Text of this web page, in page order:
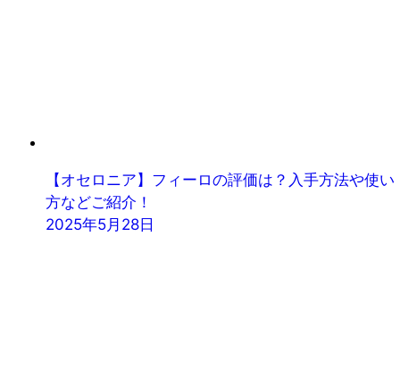
【オセロニア】フィーロの評価は？入手方法や使い
方などご紹介！
2025年5月28日